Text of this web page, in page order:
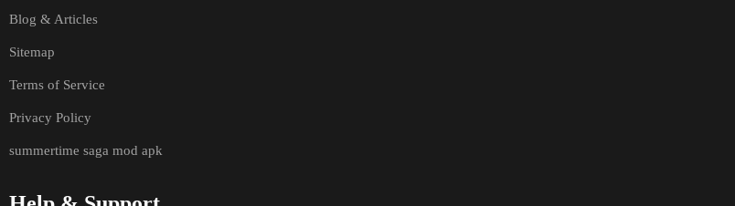
Blog & Articles
Sitemap
Terms of Service
Privacy Policy
summertime saga mod apk